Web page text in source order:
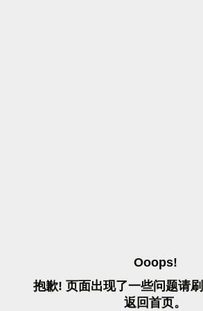
OOOPS!
抱歉! 页面出现了一些问题请刷
返 回首页。